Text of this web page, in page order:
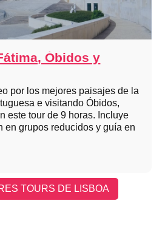
Óbidos y
por los mejores paisajes de la
e visitando Óbidos,
este tour de 9 horas. Incluye
en grupos reducidos y guía en
TOURS DE LISBOA